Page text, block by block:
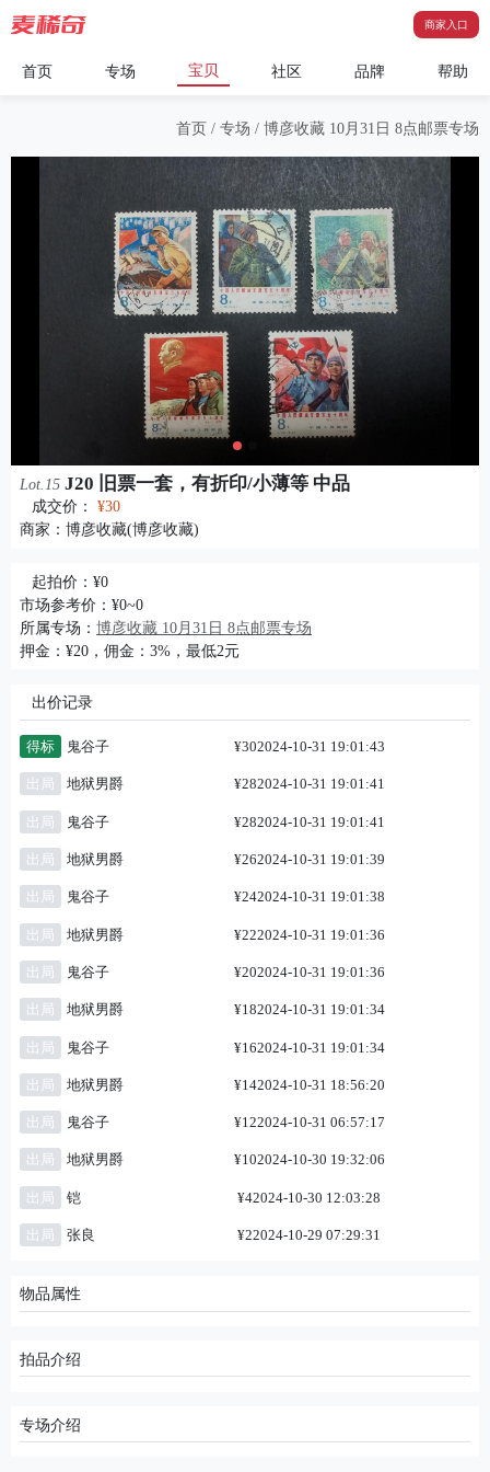
商家入口
首页 专场 宝贝 社区 品牌 帮助
首页 / 专场 / 博彦收藏 10月31日 8点邮票专场
Lot.15 J20 旧票一套，有折印/小薄等 中品
成交价： ¥30
商家： 博彦收藏(博彦收藏)
起拍价：¥0
市场参考价：¥0~0
所属专场： 博彦收藏 10月31日 8点邮票专场
押金：¥20，佣金：3%，最低2元
出价记录
得标 鬼谷子 ¥302024-10-31 19:01:43
出局 地狱男爵 ¥282024-10-31 19:01:41
出局 鬼谷子 ¥282024-10-31 19:01:41
出局 地狱男爵 ¥262024-10-31 19:01:39
出局 鬼谷子 ¥242024-10-31 19:01:38
出局 地狱男爵 ¥222024-10-31 19:01:36
出局 鬼谷子 ¥202024-10-31 19:01:36
出局 地狱男爵 ¥182024-10-31 19:01:34
出局 鬼谷子 ¥162024-10-31 19:01:34
出局 地狱男爵 ¥142024-10-31 18:56:20
出局 鬼谷子 ¥122024-10-31 06:57:17
出局 地狱男爵 ¥102024-10-30 19:32:06
出局 铠 ¥42024-10-30 12:03:28
出局 张良 ¥22024-10-29 07:29:31
物品属性
拍品介绍
专场介绍